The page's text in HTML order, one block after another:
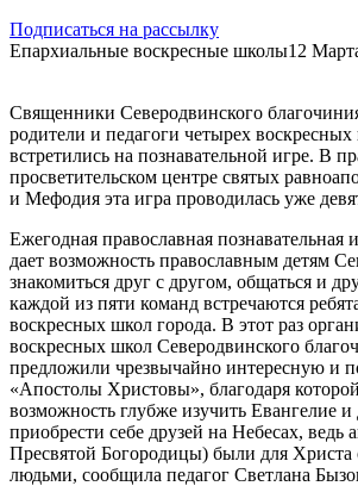
Подписаться на рассылку
Епархиальные воскресные школы12
Священники Северодвинского
родители и педагоги четырех воскресных
встретились на познавательной игре. В
просветительском центре святых
и Мефодия эта игра проводилась уже
Ежегодная православная познавательная
дает возможность православным детям
знакомиться друг с другом, общаться и
каждой из пяти команд встречаются
воскресных школ города. В этот раз
воскресных школ Северодвинского
предложили чрезвычайно интересную и
«Апостолы Христовы», благодаря
возможность глубже изучить Евангелие
приобрести себе друзей на Небесах, ведь
Пресвятой Богородицы) были для
людьми, сообщила педагог Светлана